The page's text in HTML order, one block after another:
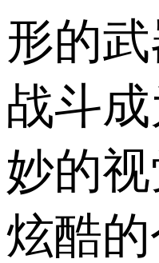
形的
战斗
妙的视
炫酷